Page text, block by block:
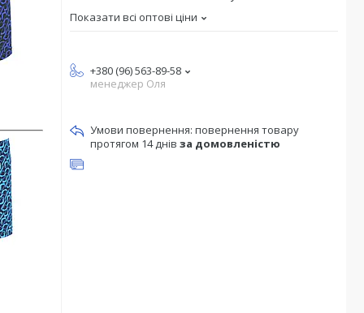
Показати всі оптові ціни
+380 (96) 563-89-58
менеджер Оля
повернення товару
протягом 14 днів за домовленістю